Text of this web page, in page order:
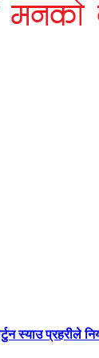
स्याउ प्रहरीले